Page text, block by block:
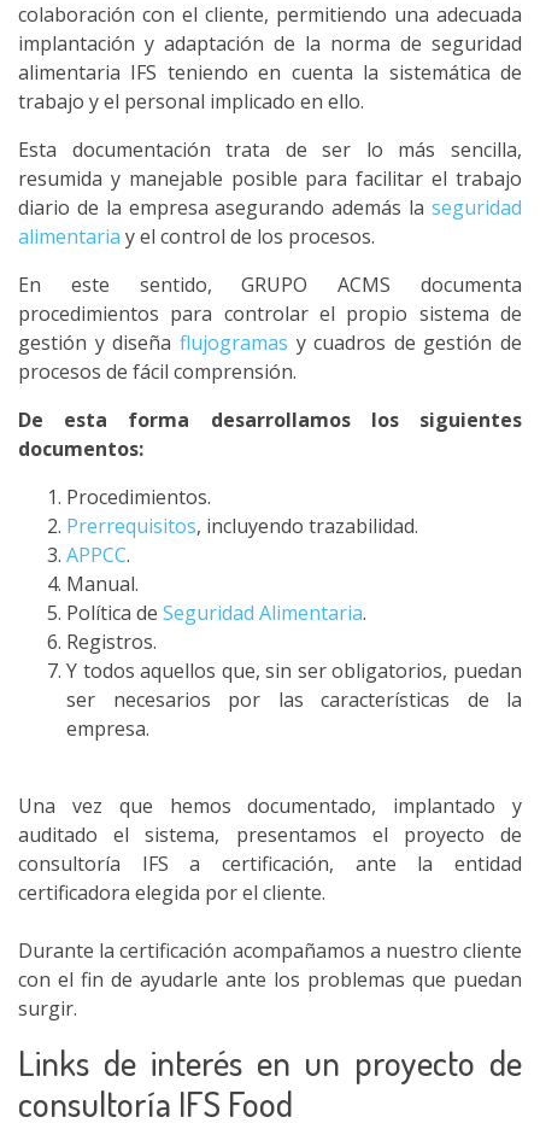
colaboración con el cliente, permitiendo una adecuada
implantación y adaptación de la norma de seguridad
alimentaria IFS teniendo en cuenta la sistemática de
trabajo y el personal implicado en ello.
Esta documentación trata de ser lo más sencilla,
resumida y manejable posible para facilitar el trabajo
diario de la empresa asegurando además la seguridad
alimentaria y el control de los procesos.
En este sentido, GRUPO ACMS documenta
procedimientos para controlar el propio sistema de
gestión y diseña flujogramas y cuadros de gestión de
procesos de fácil comprensión.
De esta forma desarrollamos los siguientes
documentos:
Procedimientos.
Prerrequisitos, incluyendo trazabilidad.
APPCC.
Manual.
Política de Seguridad Alimentaria.
Registros.
Y todos aquellos que, sin ser obligatorios, puedan
ser necesarios por las características de la
empresa.
Una vez que hemos documentado, implantado y
auditado el sistema, presentamos el proyecto de
consultoría IFS a certificación, ante la entidad
certificadora elegida por el cliente.
Durante la certificación acompañamos a nuestro cliente
con el fin de ayudarle ante los problemas que puedan
surgir.
Links de interés en un proyecto de
consultoría IFS Food